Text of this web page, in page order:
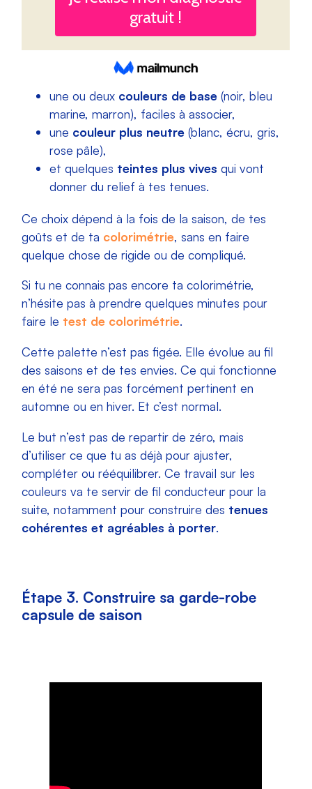
une ou deux couleurs de base (noir, bleu
marine, marron), faciles à associer,
une couleur plus neutre (blanc, écru, gris,
rose pâle),
et quelques teintes plus vives qui vont
donner du relief à tes tenues.
Ce choix dépend à la fois de la saison, de tes
goûts et de ta colorimétrie, sans en faire
quelque chose de rigide ou de compliqué.
Si tu ne connais pas encore ta colorimétrie,
n’hésite pas à prendre quelques minutes pour
faire le test de colorimétrie.
Cette palette n’est pas figée. Elle évolue au fil
des saisons et de tes envies. Ce qui fonctionne
en été ne sera pas forcément pertinent en
automne ou en hiver. Et c’est normal.
Le but n’est pas de repartir de zéro, mais
d’utiliser ce que tu as déjà pour ajuster,
compléter ou rééquilibrer. Ce travail sur les
couleurs va te servir de fil conducteur pour la
suite, notamment pour construire des tenues
cohérentes et agréables à porter.
Étape 3. Construire sa garde-robe
capsule de saison